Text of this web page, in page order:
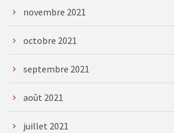
novembre 2021
octobre 2021
septembre 2021
août 2021
juillet 2021